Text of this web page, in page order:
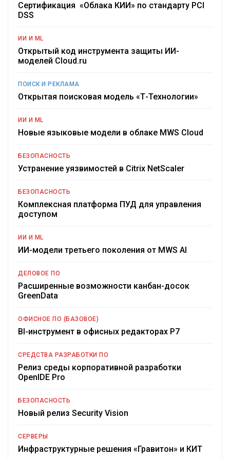
Сертификация «Облака КИИ» по стандарту PCI
DSS
ИИ И ML
Открытый код инструмента защиты ИИ-
моделей Cloud.ru
ПОИСК И РЕКЛАМА
Открытая поисковая модель «Т-Технологии»
ИИ И ML
Новые языковые модели в облаке MWS Cloud
БЕЗОПАСНОСТЬ
Устранение уязвимостей в Citrix NetScaler
БЕЗОПАСНОСТЬ
Комплексная платформа ПУД для управления
доступом
ИИ И ML
ИИ-модели третьего поколения от MWS AI
ДЕЛОВОЕ ПО
Расширенные возможности канбан-досок
GreenData
ОФИСНОЕ ПО (БАЗОВОЕ)
BI-инструмент в офисных редакторах Р7
СРЕДСТВА РАЗРАБОТКИ ПО
Релиз среды корпоративной разработки
OpenIDE Pro
БЕЗОПАСНОСТЬ
Новый релиз Security Vision
СЕРВЕРЫ
Инфраструктурные решения «Гравитон» и КИТ